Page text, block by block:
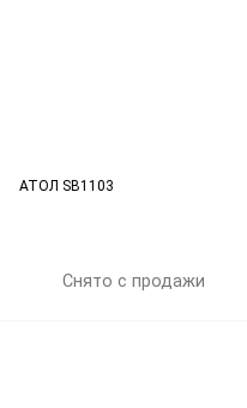
АТОЛ SB1103
Снято с продажи